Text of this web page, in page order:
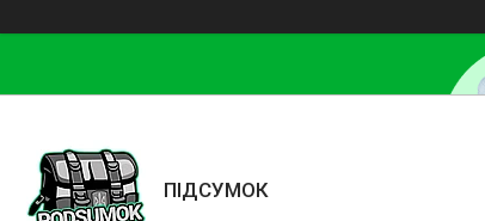
ПІДСУМОК